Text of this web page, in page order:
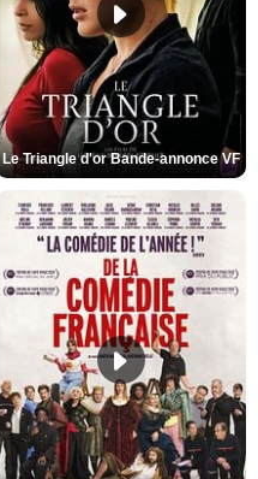
Le Triangle d'or Bande-annonce VF